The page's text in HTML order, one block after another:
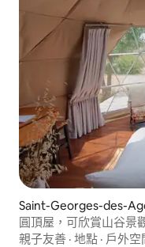
Saint-Georges-des-
圓頂屋，可欣賞山谷景
親子友善 · 地點 · 戶外空